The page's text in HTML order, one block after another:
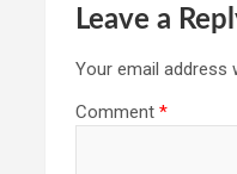
Leave a
Your email address
Comment *